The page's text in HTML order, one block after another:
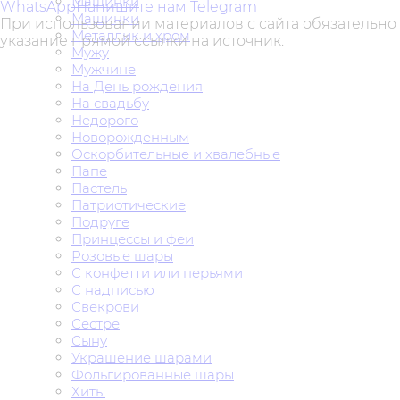
Машинки
Металлик и хром
Мужу
Мужчине
На День рождения
На свадьбу
Недорого
Новорожденным
Оскорбительные и хвалебные
Папе
Пастель
Патриотические
Подруге
Принцессы и феи
Розовые шары
С конфетти или перьями
С надписью
Свекрови
Сестре
Сыну
Украшение шарами
Фольгированные шары
Хиты
WhatsAppНапишите нам Telegram
При использовании материалов с сайта обязательно
указание прямой ссылки на источник.